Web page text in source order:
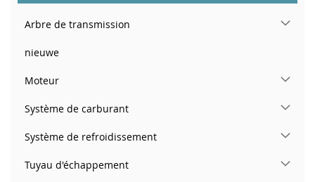
Arbre de transmission
nieuwe
Moteur
Système de carburant
Système de refroidissement
Tuyau d'échappement